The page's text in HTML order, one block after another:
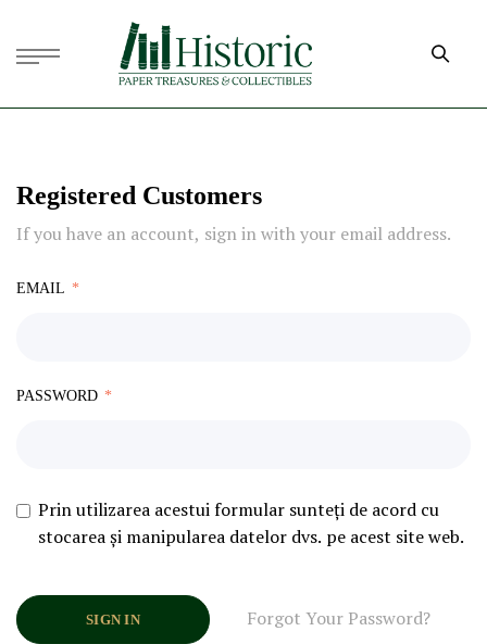
Registered Customers
If you have an account, sign in with your email address.
EMAIL
PASSWORD
Prin utilizarea acestui formular sunteți de acord cu
stocarea și manipularea datelor dvs. pe acest site web.
SIGN IN Forgot Your Password?